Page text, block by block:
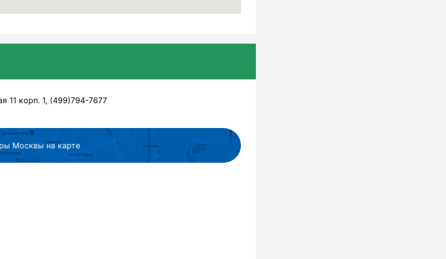
11 корп. 1, (499)794-7677
Москвы на карте